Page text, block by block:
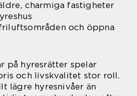
charmiga fastigheter
och öppna
på hyresrätter spelar
och livskvalitet stor roll.
lägre hyresnivåer än